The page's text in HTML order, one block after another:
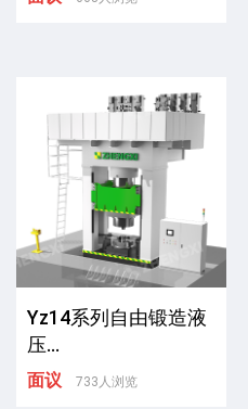
Yz14系列自由锻造液
压...
面议 733人浏览